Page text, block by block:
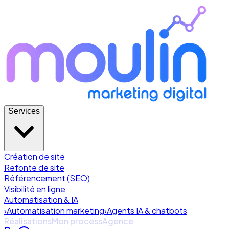
Services
Création de site
Refonte de site
Référencement (SEO)
Visibilité en ligne
Automatisation & IA
›Automatisation marketing›Agents IA & chatbots
RéalisationsMon processAgence